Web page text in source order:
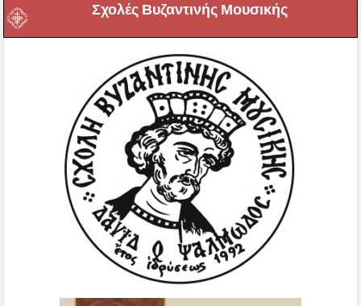
Σχολές Βυζαντινής Μουσικής